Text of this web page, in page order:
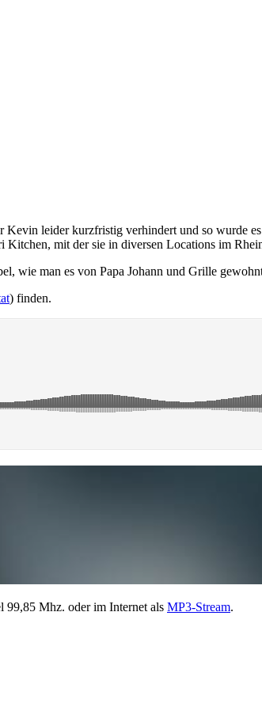
leider kurzfristig verhindert und so wurde
Kitchen, mit der sie in diversen Locations im
wie man es von Papa Johann und Grille
) finden.
Mhz. oder im Internet als MP3-Stream.